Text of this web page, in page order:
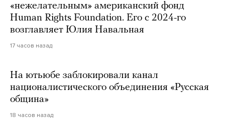
«нежелательным» американский фонд
Human Rights Foundation. Его с 2024-го
возглавляет Юлия Навальная
17 часов назад
На ютьюбе заблокировали канал
националистического объединения «Русская
община»
18 часов назад